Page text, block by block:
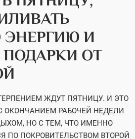
И
ОТ
ЖДУТ ПЯТНИЦУ. И ЭТО
ОКОНЧАНИЕМ РАБОЧЕЙ НЕДЕЛИ
НО С ТЕМ, ЧТО ИМЕННО
ПО ПОКРОВИТЕЛЬСТВОМ ВТОРОЙ